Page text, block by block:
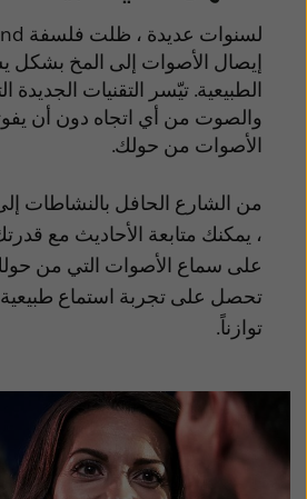
إيصال الأصوات إلى المخ بشكل
الطبيعية. تيّسر التقنيات الجديدة
والصوت من أي اتجاه دون أن
الأصوات من حولك.
من الشارع الحافل بالنشاطات
، يمكنك متابعة الأحاديث مع
على سماع الأصوات التي من
تحصل على تجربة استماع
توازناً.